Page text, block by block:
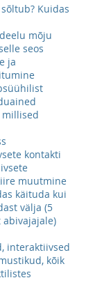
Kuidas
mõju
seos
ja
kontakti
muutmine
käituda kui
välja (5
interaktiivsed
kõik